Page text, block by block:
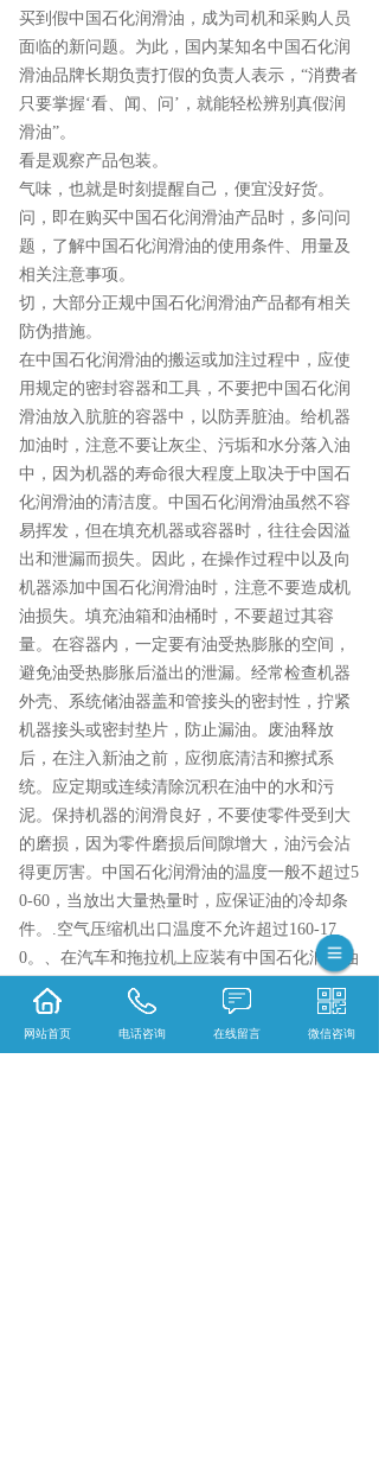
买到假中国石化润滑油，成为司机和采购人员
面临的新问题。为此，国内某知名中国石化润
滑油品牌长期负责打假的负责人表示，“消费者
只要掌握‘看、闻、问’，就能轻松辨别真假润
滑油”。
看是观察产品包装。
气味，也就是时刻提醒自己，便宜没好货。
问，即在购买中国石化润滑油产品时，多问问
题，了解中国石化润滑油的使用条件、用量及
相关注意事项。
切，大部分正规中国石化润滑油产品都有相关
防伪措施。
在中国石化润滑油的搬运或加注过程中，应使
用规定的密封容器和工具，不要把中国石化润
滑油放入肮脏的容器中，以防弄脏油。给机器
加油时，注意不要让灰尘、污垢和水分落入油
中，因为机器的寿命很大程度上取决于中国石
化润滑油的清洁度。中国石化润滑油虽然不容
易挥发，但在填充机器或容器时，往往会因溢
出和泄漏而损失。因此，在操作过程中以及向
机器添加中国石化润滑油时，注意不要造成机
油损失。填充油箱和油桶时，不要超过其容
量。在容器内，一定要有油受热膨胀的空间，
避免油受热膨胀后溢出的泄漏。经常检查机器
外壳、系统储油器盖和管接头的密封性，拧紧
机器接头或密封垫片，防止漏油。废油释放
后，在注入新油之前，应彻底清洁和擦拭系
统。应定期或连续清除沉积在油中的水和污
泥。保持机器的润滑良好，不要使零件受到大
的磨损，因为零件磨损后间隙增大，油污会沾
得更厉害。中国石化润滑油的温度一般不超过5
0-60，当放出大量热量时，应保证油的冷却条
件。.空气压缩机出口温度不允许超过160-17
0。、在汽车和拖拉机上应装有中国石化润滑油
过滤器，使中国石化润滑油在工作中得到连续
的精细过滤，以防止发动机中国石化润滑油由
于机械杂质和氧化产物的积累而成为废油。
网站首页 电话咨询 在线留言 微信咨询